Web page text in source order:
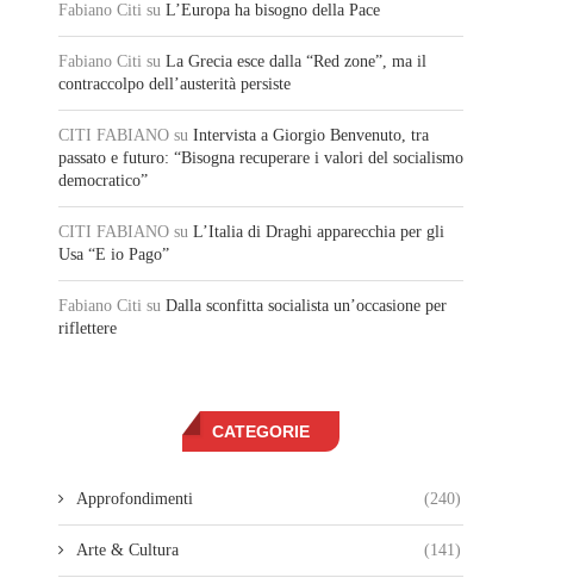
Fabiano Citi su L’Europa ha bisogno della Pace
Fabiano Citi su La Grecia esce dalla “Red zone”, ma il
contraccolpo dell’austerità persiste
CITI FABIANO su Intervista a Giorgio Benvenuto, tra
passato e futuro: “Bisogna recuperare i valori del socialismo
democratico”
CITI FABIANO su L’Italia di Draghi apparecchia per gli
Usa “E io Pago”
Fabiano Citi su Dalla sconfitta socialista un’occasione per
riflettere
CATEGORIE
Approfondimenti (240)
Arte & Cultura (141)